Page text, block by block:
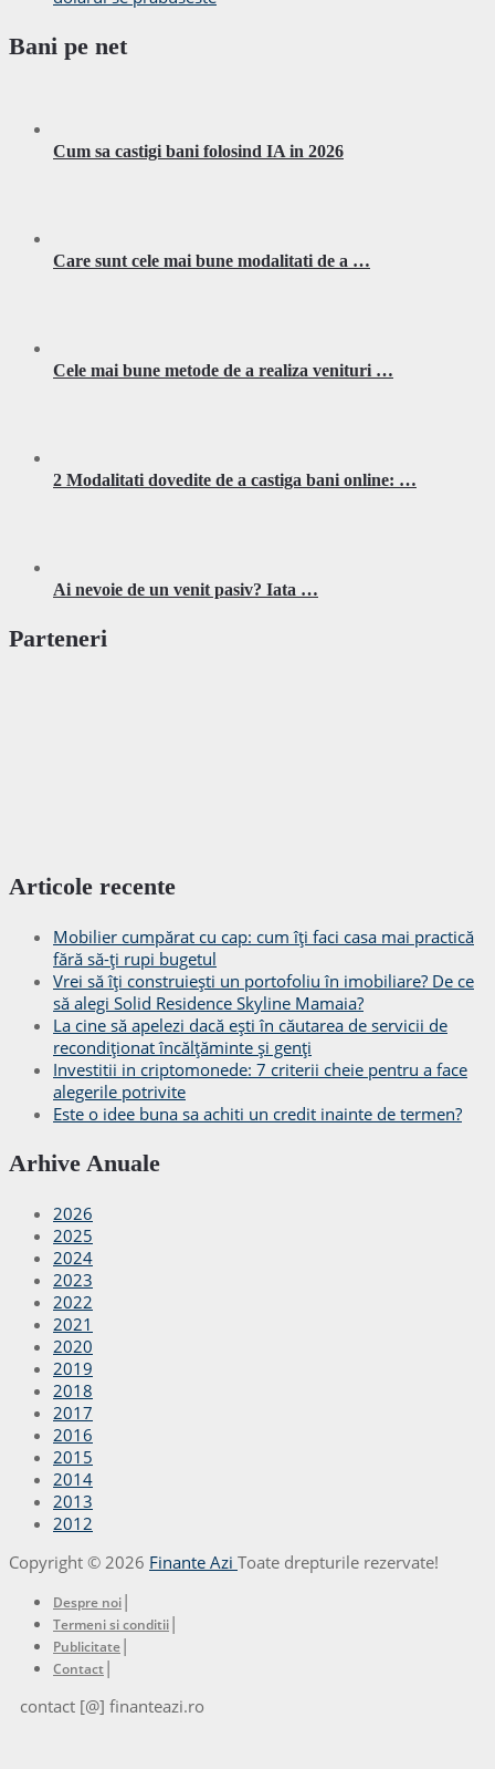
Bani pe net
Cum sa castigi bani folosind IA in 2026
Care sunt cele mai bune modalitati de a …
Cele mai bune metode de a realiza venituri …
2 Modalitati dovedite de a castiga bani online: …
Ai nevoie de un venit pasiv? Iata …
Parteneri
Articole recente
Mobilier cumpărat cu cap: cum îți faci casa mai practică
fără să-ți rupi bugetul
Vrei să îți construiești un portofoliu în imobiliare? De ce
să alegi Solid Residence Skyline Mamaia?
La cine să apelezi dacă ești în căutarea de servicii de
recondiționat încălțăminte și genți
Investitii in criptomonede: 7 criterii cheie pentru a face
alegerile potrivite
Este o idee buna sa achiti un credit inainte de termen?
Arhive Anuale
2026
2025
2024
2023
2022
2021
2020
2019
2018
2017
2016
2015
2014
2013
2012
Copyright © 2026 Finante Azi Toate drepturile rezervate!
Despre noi|
Termeni si conditii|
Publicitate|
Contact|
contact [@] finanteazi.ro